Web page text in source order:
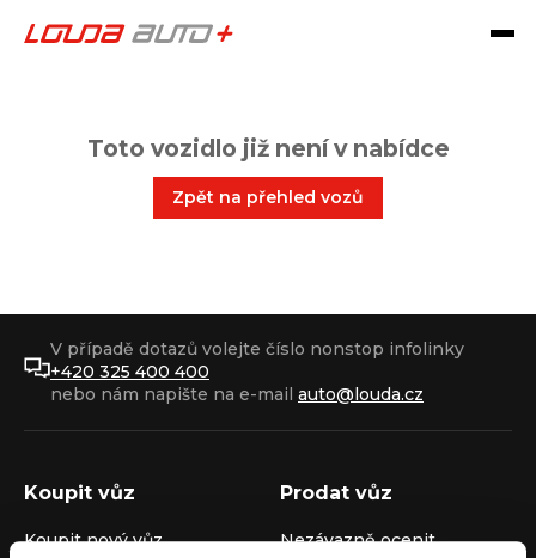
Toto vozidlo již není v nabídce
Zpět na přehled vozů
V případě dotazů volejte číslo nonstop infolinky
+420 325 400 400
nebo nám napište na e-mail auto@louda.cz
Koupit vůz
Koupit nový vůz
Prodat vůz
Nezávazně ocenit